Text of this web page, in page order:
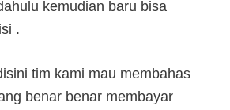
kemudian baru bisa
.
tim kami mau membahas
benar benar membayar